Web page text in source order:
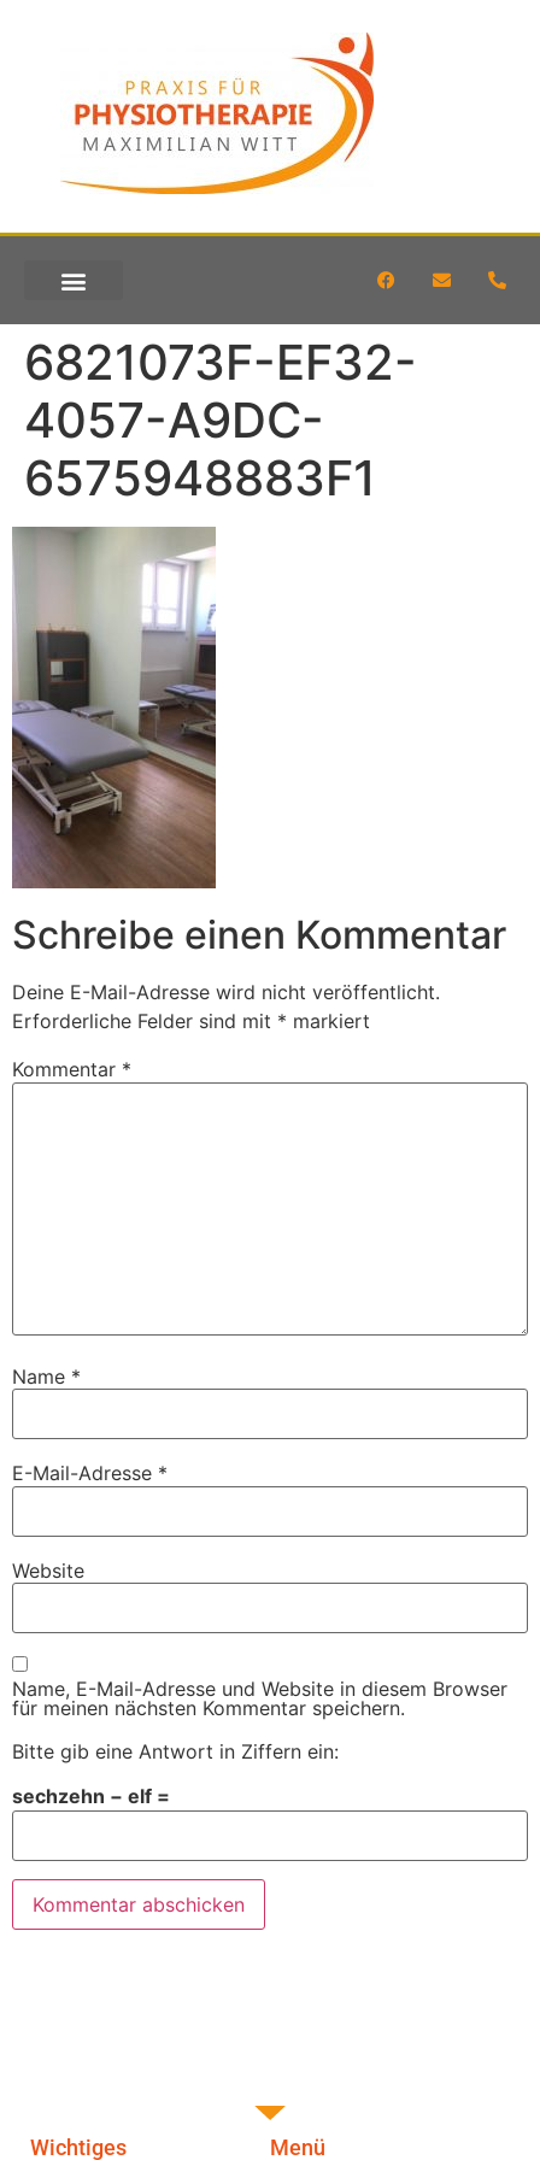
6821073F-EF32-
4057-A9DC-
6575948883F1
Schreibe einen Kommentar
Deine E-Mail-Adresse wird nicht veröffentlicht.
Erforderliche Felder sind mit * markiert
Kommentar *
Name *
E-Mail-Adresse *
Website
Name, E-Mail-Adresse und Website in diesem Browser
für meinen nächsten Kommentar speichern.
Bitte gib eine Antwort in Ziffern ein:
sechzehn − elf =
Wichtiges Menü